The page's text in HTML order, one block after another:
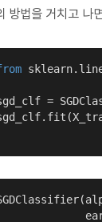
방법을 거치고 나
=